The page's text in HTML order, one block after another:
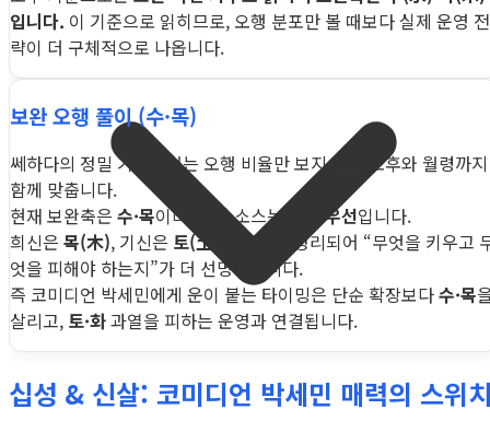
입니다. 이 기준으로 읽히므로, 오행 분포만 볼 때보다 실제 운영 전
략이 더 구체적으로 나옵니다.
보완 오행 풀이 (수·목)
쎄하다의 정밀 기준에서는 오행 비율만 보지 않고 조후와 월령까지
함께 맞춥니다.
현재 보완축은 수·목이며, 판단 소스는 조후 우선입니다.
희신은 목(木), 기신은 토(土)·화(火)
로 정리되어 “무엇을 키우고
엇을 피해야 하는지”가 더 선명해집니다.
즉 코미디언 박세민에게 운이 붙는 타이밍은 단순 확장보다수·목
살리고, 토·화과열을 피하는 운영과 연결됩니다.
십성 & 신살: 코미디언 박세민 매력의 스위